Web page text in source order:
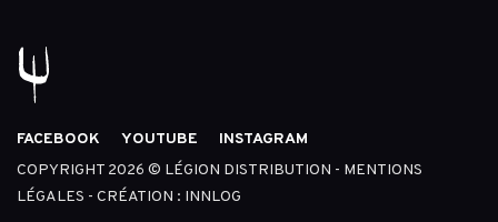
FACEBOOK YOUTUBE
INSTAGRAM
COPYRIGHT 2026 © LÉGION DISTRIBUTION - MENTIONS
LÉGALES - CRÉATION : INNLOG